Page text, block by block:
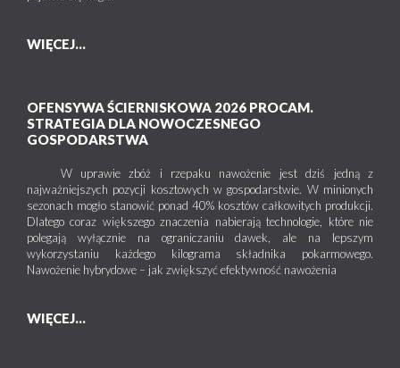
WIĘCEJ...
OFENSYWA ŚCIERNISKOWA 2026 PROCAM.
STRATEGIA DLA NOWOCZESNEGO
GOSPODARSTWA
W uprawie zbóż i rzepaku nawożenie jest dziś jedną z
najważniejszych pozycji kosztowych w gospodarstwie. W minionych
sezonach mogło stanowić ponad 40% kosztów całkowitych produkcji.
Dlatego coraz większego znaczenia nabierają technologie, które nie
polegają wyłącznie na ograniczaniu dawek, ale na lepszym
wykorzystaniu każdego kilograma składnika pokarmowego.
Nawożenie hybrydowe – jak zwiększyć efektywność nawożenia
WIĘCEJ...